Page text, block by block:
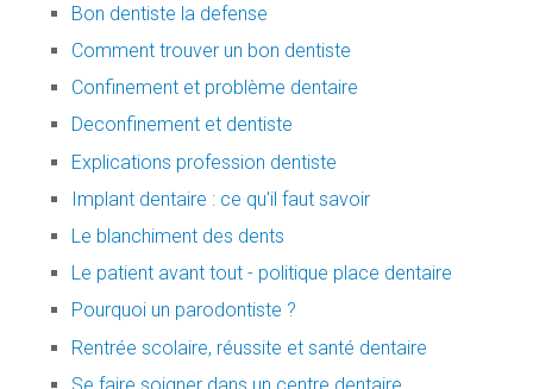
Bon dentiste la defense
Comment trouver un bon dentiste
Confinement et problème dentaire
Deconfinement et dentiste
Explications profession dentiste
Implant dentaire : ce qu'il faut savoir
Le blanchiment des dents
Le patient avant tout - politique place dentaire
Pourquoi un parodontiste ?
Rentrée scolaire, réussite et santé dentaire